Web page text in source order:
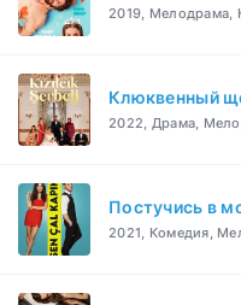
2019, Мелодрама,
Клюквенный
2022, Драма,
Постучись в
2021, Комедия,